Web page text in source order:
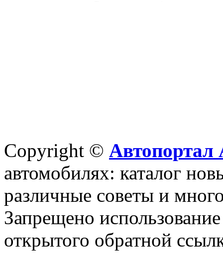
Copyright © Автопортал
автомобилях: каталог
различные советы и
Запрещено
открытого обратной